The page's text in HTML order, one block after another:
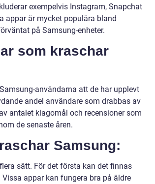
exempelvis Instagram, Snapchat
appar är mycket populära bland
på Samsung-enheter.
som kraschar
användarna att de har upplevt
andel användare som drabbas av
antalet klagomål och recensioner som
de senaste åren.
Samsung:
sätt. För det första kan det finnas
appar kan fungera bra på äldre